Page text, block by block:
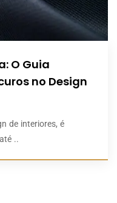
O Guia
no Design
de interiores, é
..